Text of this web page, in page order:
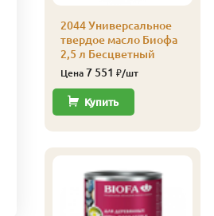
2044 Универсальное
твердое масло Биофа
2,5 л Бесцветный
Цена 7 551 ₽/шт
Купить